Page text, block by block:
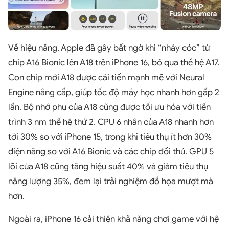
Về hiệu năng, Apple đã gây bất ngờ khi “nhảy cóc” từ
chip A16 Bionic lên A18 trên iPhone 16, bỏ qua thế hệ A17.
Con chip mới A18 được cải tiến mạnh mẽ với Neural
Engine nâng cấp, giúp tốc độ máy học nhanh hơn gấp 2
lần. Bộ nhớ phụ của A18 cũng được tối ưu hóa với tiến
trình 3 nm thế hệ thứ 2. CPU 6 nhân của A18 nhanh hơn
tới 30% so với iPhone 15, trong khi tiêu thụ ít hơn 30%
điện năng so với A16 Bionic và các chip đối thủ. GPU 5
lõi của A18 cũng tăng hiệu suất 40% và giảm tiêu thụ
năng lượng 35%, đem lại trải nghiệm đồ họa mượt mà
hơn.
Ngoài ra, iPhone 16 cải thiện khả năng chơi game với hệ